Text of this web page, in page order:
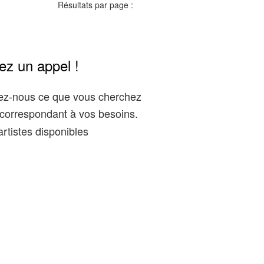
Résultats par page :
un appel !
nous ce que vous cherchez
à vos besoins.
disponibles